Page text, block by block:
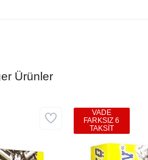
Ürünler
VADE
FARKSIZ 6
TAKSİT